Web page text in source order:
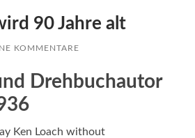
90 Jahre alt
KOMMENTARE
Drehbuchautor
Ken Loach without